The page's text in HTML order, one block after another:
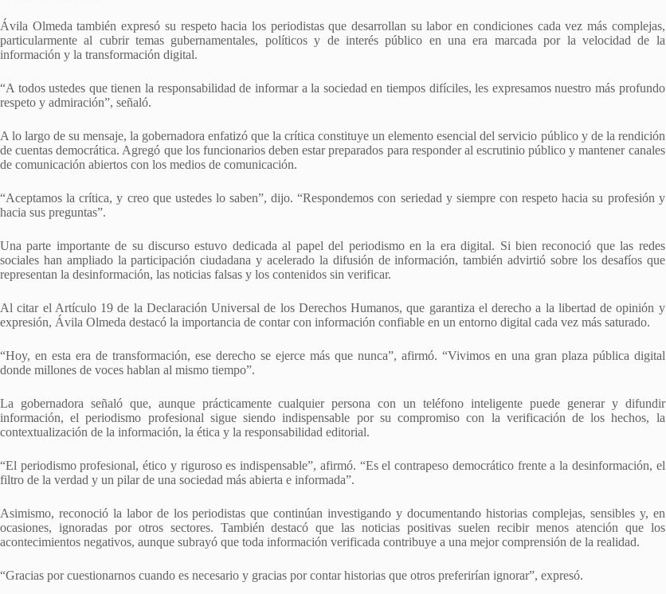
Ávila Olmeda también expresó su respeto hacia los periodistas que desarrollan su labor en condiciones cada vez más complejas,
particularmente al cubrir temas gubernamentales, políticos y de interés público en una era marcada por la velocidad de la
información y la transformación digital.
“A todos ustedes que tienen la responsabilidad de informar a la sociedad en tiempos difíciles, les expresamos nuestro más profundo
respeto y admiración”, señaló.
A lo largo de su mensaje, la gobernadora enfatizó que la crítica constituye un elemento esencial del servicio público y de la rendición
de cuentas democrática. Agregó que los funcionarios deben estar preparados para responder al escrutinio público y mantener canales
de comunicación abiertos con los medios de comunicación.
“Aceptamos la crítica, y creo que ustedes lo saben”, dijo. “Respondemos con seriedad y siempre con respeto hacia su profesión y
hacia sus preguntas”.
Una parte importante de su discurso estuvo dedicada al papel del periodismo en la era digital. Si bien reconoció que las redes
sociales han ampliado la participación ciudadana y acelerado la difusión de información, también advirtió sobre los desafíos que
representan la desinformación, las noticias falsas y los contenidos sin verificar.
Al citar el Artículo 19 de la Declaración Universal de los Derechos Humanos, que garantiza el derecho a la libertad de opinión y
expresión, Ávila Olmeda destacó la importancia de contar con información confiable en un entorno digital cada vez más saturado.
“Hoy, en esta era de transformación, ese derecho se ejerce más que nunca”, afirmó. “Vivimos en una gran plaza pública digital
donde millones de voces hablan al mismo tiempo”.
La gobernadora señaló que, aunque prácticamente cualquier persona con un teléfono inteligente puede generar y difundir
información, el periodismo profesional sigue siendo indispensable por su compromiso con la verificación de los hechos, la
contextualización de la información, la ética y la responsabilidad editorial.
“El periodismo profesional, ético y riguroso es indispensable”, afirmó. “Es el contrapeso democrático frente a la desinformación, el
filtro de la verdad y un pilar de una sociedad más abierta e informada”.
Asimismo, reconoció la labor de los periodistas que continúan investigando y documentando historias complejas, sensibles y, en
ocasiones, ignoradas por otros sectores. También destacó que las noticias positivas suelen recibir menos atención que los
acontecimientos negativos, aunque subrayó que toda información verificada contribuye a una mejor comprensión de la realidad.
“Gracias por cuestionarnos cuando es necesario y gracias por contar historias que otros preferirían ignorar”, expresó.